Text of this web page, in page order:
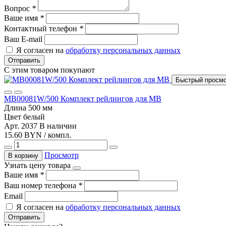
Вопрос *
Ваше имя *
Контактный телефон *
Ваш E-mail
Я согласен на обработку персональных данных
Отправить
С этим товаром покупают
Быстрый
MB00081W/500 Комплект рейлингов для MB
Длина 500 мм
Цвет белый
Арт. 2037 В наличии
15.60 BYN / компл.
В корзину
Просмотр
Узнать цену товара
Ваше имя *
Ваш номер телефона *
Email
Я согласен на обработку персональных данных
Отправить